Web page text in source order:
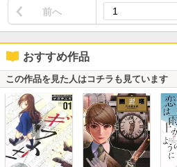
前へ
おすすめ作品
この作品を見た人はコチラも見ています